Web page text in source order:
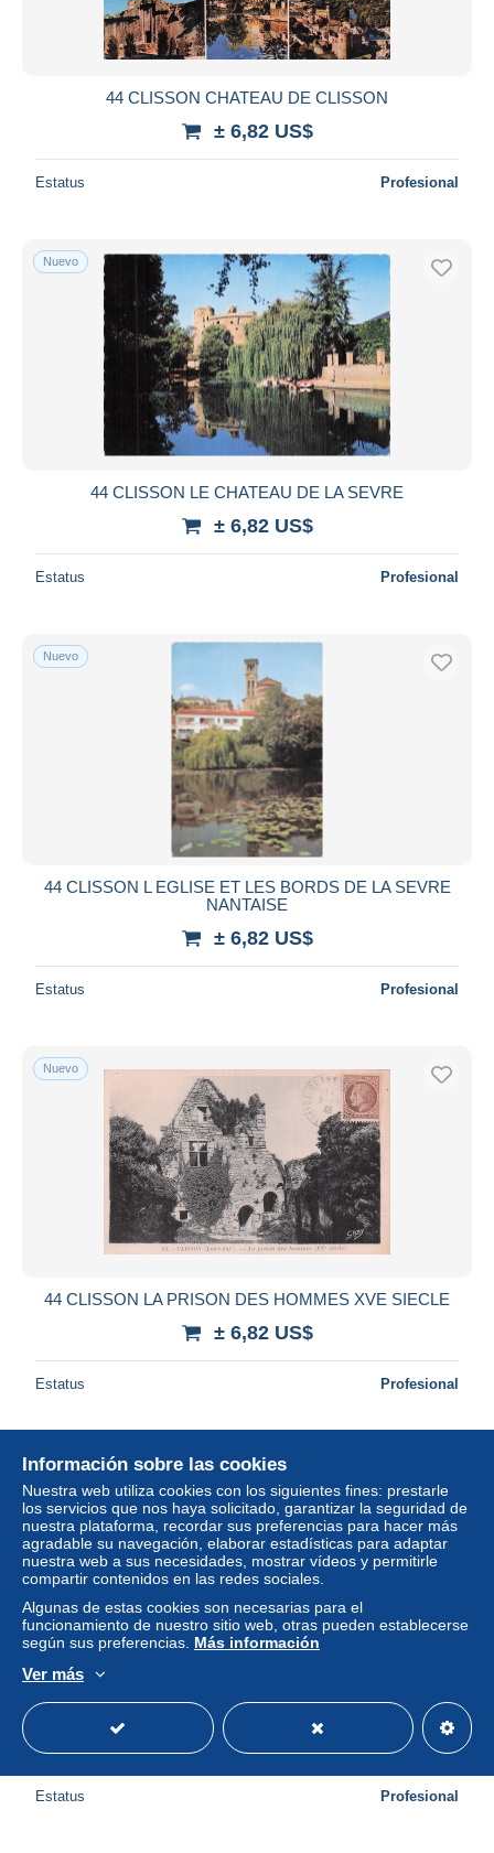
44 CLISSON CHATEAU DE CLISSON
± 6,82 US$
Estatus Profesional
Nuevo
44 CLISSON LE CHATEAU DE LA SEVRE
± 6,82 US$
Estatus Profesional
Nuevo
44 CLISSON L EGLISE ET LES BORDS DE LA SEVRE
NANTAISE
± 6,82 US$
Estatus Profesional
Nuevo
44 CLISSON LA PRISON DES HOMMES XVE SIECLE
± 6,82 US$
Estatus Profesional
Nuevo
LA SEVRE
± 6,82 US$
Estatus Profesional
Información sobre las cookies
Nuestra web utiliza cookies con los siguientes fines: prestarle
los servicios que nos haya solicitado, garantizar la seguridad de
nuestra plataforma, recordar sus preferencias para hacer más
agradable su navegación, elaborar estadísticas para adaptar
nuestra web a sus necesidades, mostrar vídeos y permitirle
compartir contenidos en las redes sociales.
Algunas de estas cookies son necesarias para el
funcionamiento de nuestro sitio web, otras pueden establecerse
según sus preferencias. Más información
Ver más